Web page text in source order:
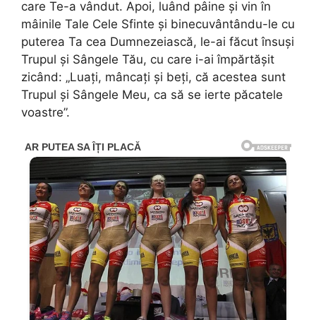
care Te-a vândut. Apoi, luând pâine şi vin în
mâinile Tale Cele Sfinte şi binecuvântându-le cu
puterea Ta cea Dumnezeiască, le-ai făcut însuşi
Trupul şi Sângele Tău, cu care i-ai împărtăşit
zicând: „Luaţi, mâncaţi şi beţi, că acestea sunt
Trupul şi Sângele Meu, ca să se ierte păcatele
voastre”.